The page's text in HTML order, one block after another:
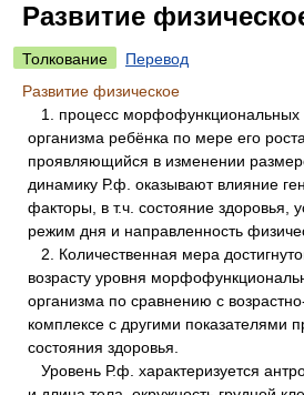
Развитие
Толкование
Перевод
Развитие физическое
1. процесс морфофункциональных
организма ребёнка по мере его
проявляющийся в изменении
динамику Р.ф. оказывают влияние
факторы, в т.ч. состояние здоровья,
режим дня и направленность
2. Количественная мера
возрасту уровня
организма по сравнению с
комплексе с другими показателями
состояния здоровья.
Уровень Р.ф. характеризуется